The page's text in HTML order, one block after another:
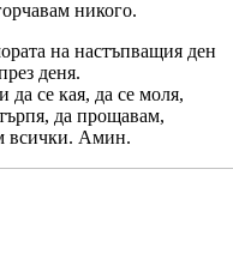
никого.
на настъпващия ден
деня.
да се кая, да се моля,
да прощавам,
всички. Амин.